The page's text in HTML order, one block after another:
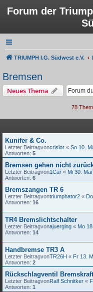
Forum der
TRIUMPH I.G. Südwest e.V.
Bremsen
Neues Thema
78
Kunifer & Co.
Letzter Beitragvoncrislor « So 10.
Antworten: 5
Bremsen gehen nicht
Letzter Beitragvon1Car « Mi 30.
Antworten: 6
Bremszangen TR 6
Letzter Beitragvontriumphator2 «
Antworten: 16
TR4 Bremslichtschalter
Letzter Beitragvonajuerging « Mo
Antworten: 14
Handbremse TR3 A
Letzter BeitragvonTR26H « Fr 13.
Antworten: 2
Rückschlagventil
Letzter BeitragvonRalf Schnitker «
Antworten: 1